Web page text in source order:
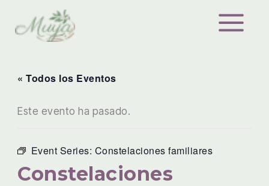
contenido
« Todos los Eventos
Este evento ha pasado.
Event Series: Constelaciones familiares
Constelaciones